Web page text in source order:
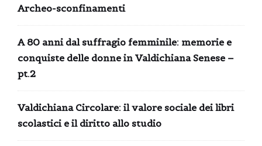
Archeo-sconfinamenti
A 80 anni dal suffragio femminile: memorie e
conquiste delle donne in Valdichiana Senese –
pt.2
Valdichiana Circolare: il valore sociale dei libri
scolastici e il diritto allo studio